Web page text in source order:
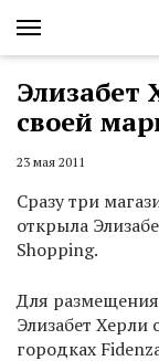
Элизабет
своей
23 мая 2011
Сразу три
открыла
Shopping.
Для
Элизабет Херли
городках